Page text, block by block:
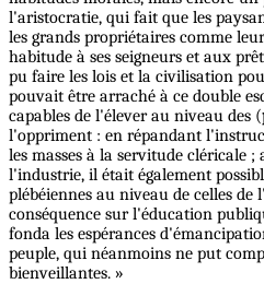
l'aristocratie, qui fait que les
les grands propriétaires comme
habitude à ses seigneurs et aux
pu faire les lois et la civilisation
pouvait être arraché à ce double
capables de l'élever au niveau des (
l'oppriment : en répandant
les masses à la servitude cléricale
l'industrie, il était également
plébéiennes au niveau de celles
conséquence sur l'éducation
fonda les espérances
peuple, qui néanmoins ne put
bienveillantes. »